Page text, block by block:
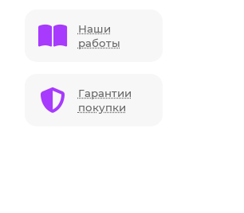
Наши
работы
Гарантии
покупки